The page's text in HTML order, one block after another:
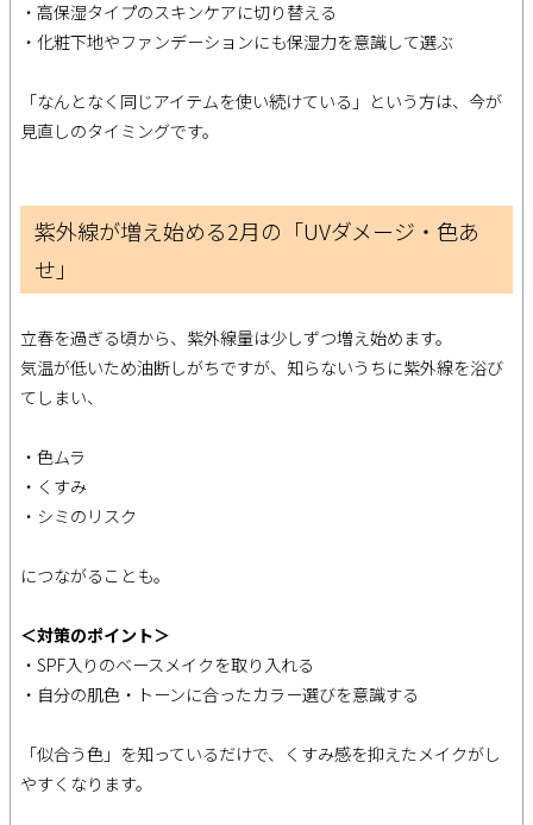
・高保湿タイプのスキンケアに切り替える
・化粧下地やファンデーションにも保湿力を意識して選ぶ
「なんとなく同じアイテムを使い続けている」という方は、今が
見直しのタイミングです。
紫外線が増え始める2月の「UVダメージ・色あ
せ」
立春を過ぎる頃から、紫外線量は少しずつ増え始めます。
気温が低いため油断しがちですが、知らないうちに紫外線を浴び
てしまい、
・色ムラ
・くすみ
・シミのリスク
につながることも。
＜対策のポイント＞
・SPF入りのベースメイクを取り入れる
・自分の肌色・トーンに合ったカラー選びを意識する
「似合う色」を知っているだけで、くすみ感を抑えたメイクがし
やすくなります。